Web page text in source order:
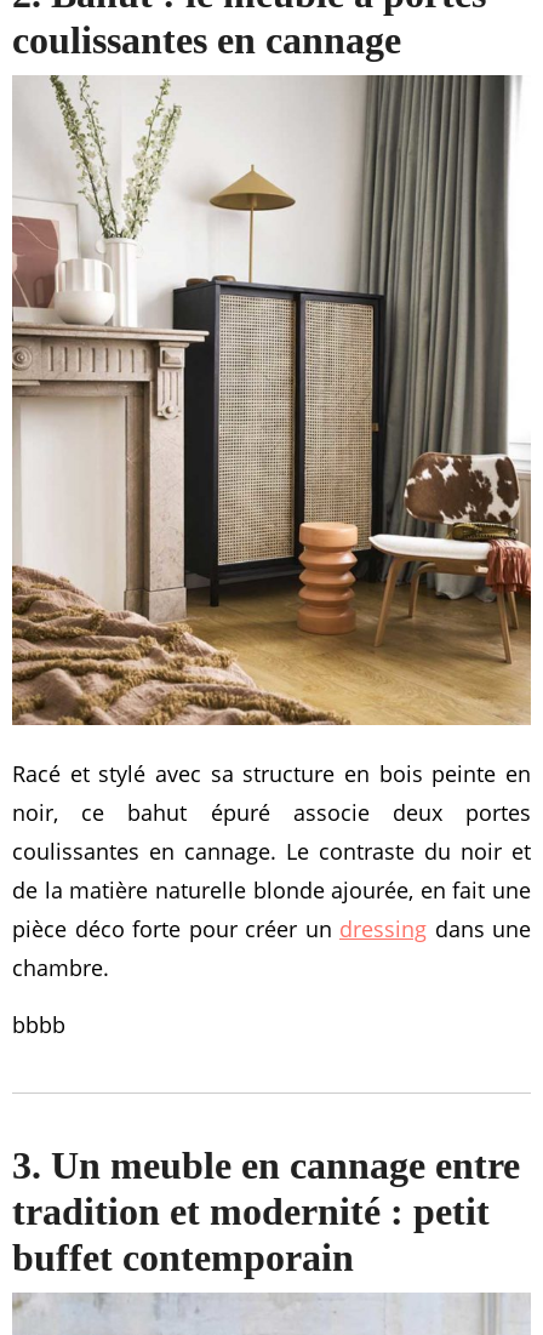
coulissantes en cannage
Racé et stylé avec sa structure en bois peinte en
noir, ce bahut épuré associe deux portes
coulissantes en cannage. Le contraste du noir et
de la matière naturelle blonde ajourée, en fait une
pièce déco forte pour créer un dressing dans une
chambre.
bbbb
3. Un meuble en cannage entre
tradition et modernité : petit
buffet contemporain